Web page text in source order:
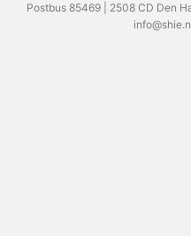
Postbus 85469 | 2508 CD Den